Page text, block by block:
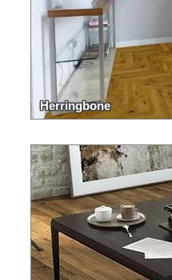
Herringbone